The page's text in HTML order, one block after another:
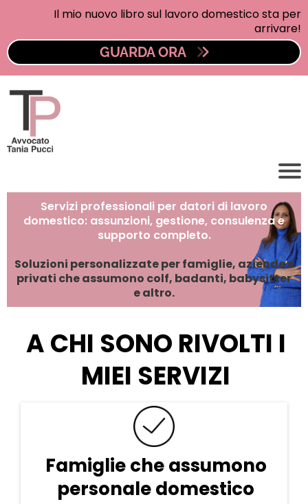
Il mio nuovo libro sul lavoro domestico sta per
arrivare!
GUARDA ORA
Servizi professionali per datori di lavoro
domestico: assunzioni, gestione, consulenza e
supporto completo.
Soluzioni personalizzate per famiglie, aziende e
privati che assumono colf, badanti, babysitter
e altro.
A CHI SONO RIVOLTI I
MIEI SERVIZI
Famiglie che assumono
personale domestico